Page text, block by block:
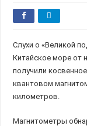
Слухи о «Великой
Китайское море от
получили
квантовом
километров.
Магнитометры